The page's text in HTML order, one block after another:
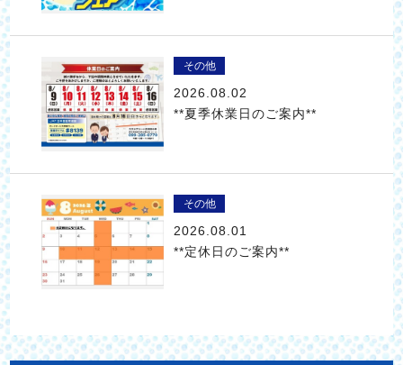
その他
2026.08.02
**夏季休業日のご案内**
その他
2026.08.01
**定休日のご案内**